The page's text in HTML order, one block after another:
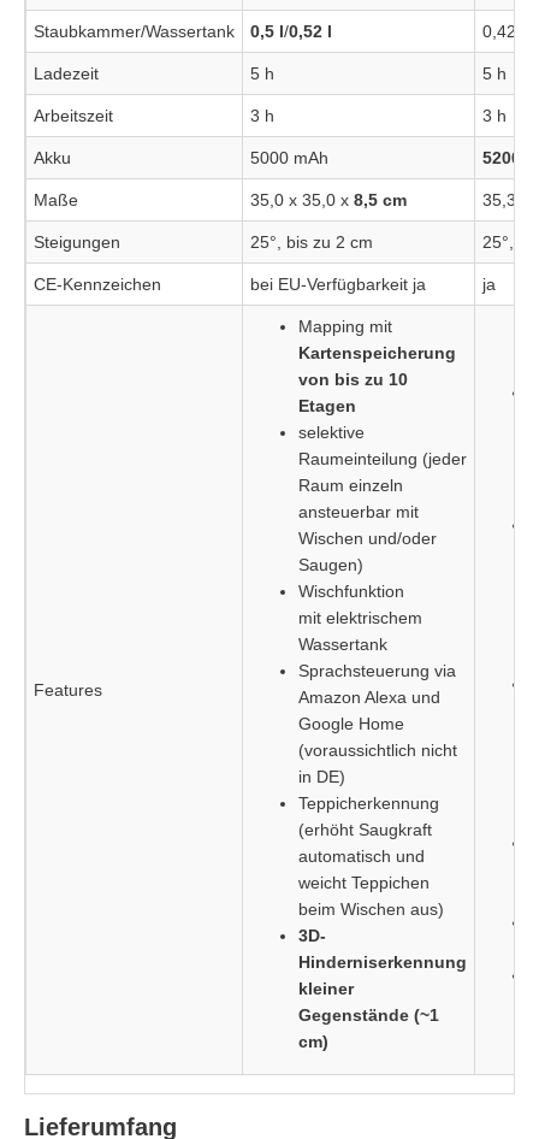
Staubkammer/Wassertank 0,5 l/0,52 l 0,42 l/
Ladezeit 5 h 5 h
Arbeitszeit 3 h 3 h
Akku 5000 mAh 5200
Maße 35,0 x 35,0 x 8,5 cm 35,3 x
Steigungen 25°, bis zu 2 cm 25°,
CE-Kennzeichen bei EU-Verfügbarkeit ja ja
Features
Mapping mit
Kartenspeicherung
von bis zu 10
Etagen
selektive
Raumeinteilung (jeder
Raum einzeln
ansteuerbar mit
Wischen und/oder
Saugen)
Wischfunktion
mit elektrischem
Wassertank
Sprachsteuerung via
Amazon Alexa und
Google Home
(voraussichtlich nicht
in DE)
Teppicherkennung
(erhöht Saugkraft
automatisch und
weicht Teppichen
beim Wischen aus)
3D-
Hinderniserkennung
kleiner
Gegenstände (~1
cm)
Lieferumfang